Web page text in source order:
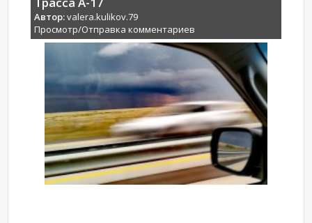
Автор:valera.kulikov.79
Просмотр/Отправка комментариев